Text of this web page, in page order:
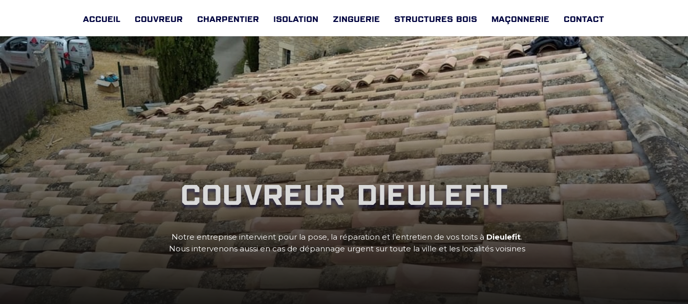
Accueil Couvreur Charpentier Isolation Zinguerie Structures Bois Maçonnerie Contact
Couvreur Dieulefit
Notre entreprise intervient pour la pose, la réparation et l’entretien de vos toits à Dieulefit.
Nous intervenons aussi en cas de dépannage urgent sur toute la ville et les localités voisines